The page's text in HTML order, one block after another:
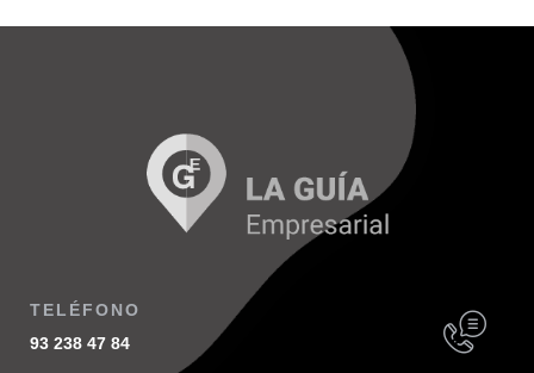
TELÉFONO
93 238 47 84